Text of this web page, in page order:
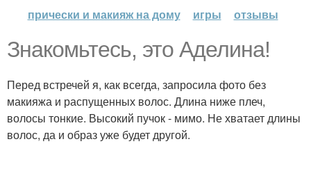
прически и макияж на дому
игры отзывы
Знакомьтесь, это Аделина!
Перед встречей я, как всегда, запросила фото без
макияжа и распущенных волос. Длина ниже плеч,
волосы тонкие. Высокий пучок - мимо. Не хватает длины
волос, да и образ уже будет другой.